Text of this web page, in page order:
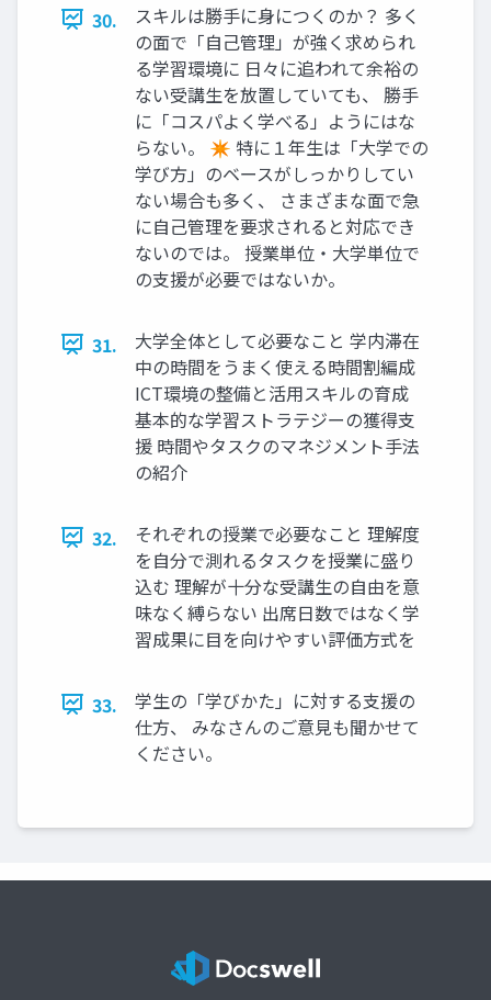
30.
スキルは勝手に身につくのか？ 多く
の面で「自己管理」が強く求められ
る学習環境に 日々に追われて余裕の
ない受講生を放置していても、 勝手
に「コスパよく学べる」ようにはな
らない。 ✴ 特に１年生は「大学での
学び方」のベースがしっかりしてい
ない場合も多く、 さまざまな面で急
に自己管理を要求されると対応でき
ないのでは。 授業単位・大学単位で
の支援が必要ではないか。
31.
大学全体として必要なこと 学内滞在
中の時間をうまく使える時間割編成
ICT環境の整備と活用スキルの育成
基本的な学習ストラテジーの獲得支
援 時間やタスクのマネジメント手法
の紹介
32.
それぞれの授業で必要なこと 理解度
を自分で測れるタスクを授業に盛り
込む 理解が十分な受講生の自由を意
味なく縛らない 出席日数ではなく学
習成果に目を向けやすい評価方式を
33.
学生の「学びかた」に対する支援の
仕方、 みなさんのご意見も聞かせて
ください。